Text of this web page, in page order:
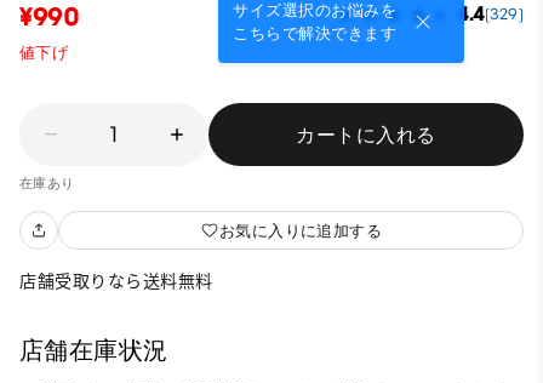
サイズ選択のお悩みを
こちらで解決できます
¥990 4.4(329)
値下げ
1 カートに入れる
在庫あり
お気に入りに追加する
店舗受取りなら送料無料
店舗在庫状況